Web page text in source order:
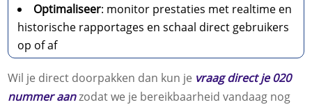
Optimaliseer: monitor prestaties met realtime en
historische rapportages en schaal direct gebruikers
op of af
Wil je direct doorpakken dan kun je vraag direct je 020
nummer aanzodat we je bereikbaarheid vandaag nog